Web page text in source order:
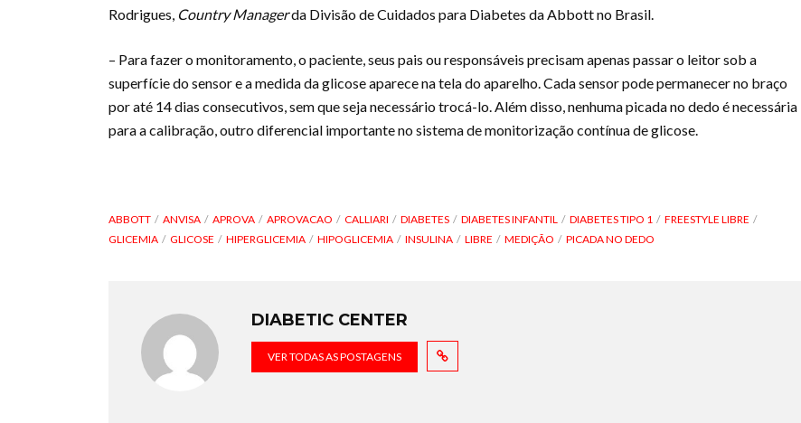
Rodrigues, Country Managerda Divisão de Cuidados para Diabetes da Abbott no Brasil.
– Para fazer o monitoramento, o paciente, seus pais ou responsáveis precisam apenas passar o leitor sob a
superfície do sensor e a medida da glicose aparece na tela do aparelho. Cada sensor pode permanecer no braço
por até 14 dias consecutivos, sem que seja necessário trocá-lo. Além disso, nenhuma picada no dedo é necessária
para a calibração, outro diferencial importante no sistema de monitorização contínua de glicose.
ABBOTT ANVISA APROVA APROVACAO CALLIARI DIABETES DIABETES INFANTIL DIABETES TIPO 1
FREESTYLE LIBRE
GLICEMIA
GLICOSE HIPERGLICEMIA HIPOGLICEMIA INSULINA LIBRE MEDIÇÃO PICADA NO DEDO
DIABETIC CENTER
VER TODAS AS POSTAGENS